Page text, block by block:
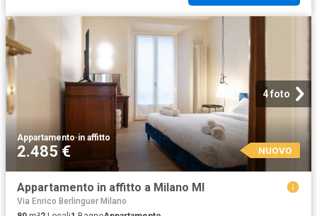
4 foto
Appartamento·in affitto
2.485 € NUOVO
Appartamento in affitto a Milano MI
Via Enrico Berlinguer Milano